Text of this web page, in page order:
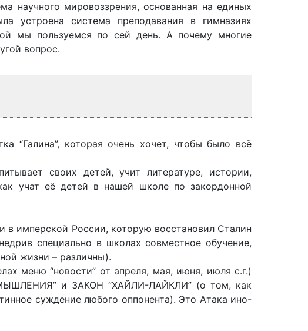
научного мировоззрения, основанная на единых
устроена система преподавания в гимназиях
мы пользуемся по сей день. А почему многие
вопрос.
“Галина”, которая очень хочет, чтобы было всё
своих детей, учит литературе, истории,
учат её детей в нашей школе по закордонной
в имперской России, которую восстановил Сталин
специально в школах совместное обучение,
жизни – различны).
меню “новости” от апреля, мая, июня, июля с.г.)
и ЗАКОН “ХАЙЛИ-ЛАЙКЛИ” (о том, как
суждение любого оппонента). Это Атака ино-